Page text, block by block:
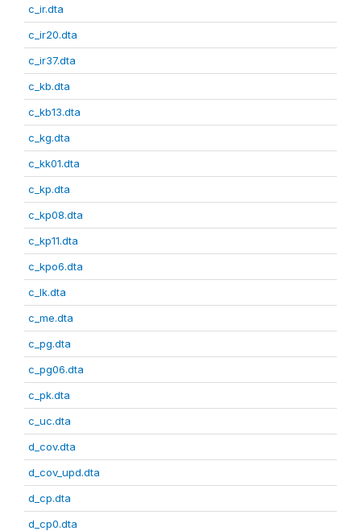
c_ir.dta
c_ir20.dta
c_ir37.dta
c_kb.dta
c_kb13.dta
c_kg.dta
c_kk01.dta
c_kp.dta
c_kp08.dta
c_kp11.dta
c_kpo6.dta
c_lk.dta
c_me.dta
c_pg.dta
c_pg06.dta
c_pk.dta
c_uc.dta
d_cov.dta
d_cov_upd.dta
d_cp.dta
d_cp0.dta